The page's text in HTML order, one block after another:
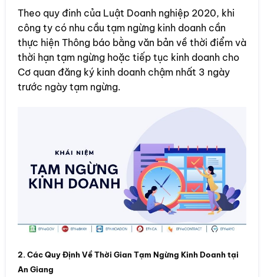
Theo quy đinh của Luật Doanh nghiệp 2020, khi
công ty có nhu cầu tạm ngừng kinh doanh cần
thực hiện Thông báo bằng văn bản về thời điểm và
thời hạn tạm ngừng hoặc tiếp tục kinh doanh cho
Cơ quan đăng ký kinh doanh chậm nhất 3 ngày
trước ngày tạm ngừng.
2. Các Quy Định Về Thời Gian Tạm Ngừng Kinh Doanh tại
An Giang